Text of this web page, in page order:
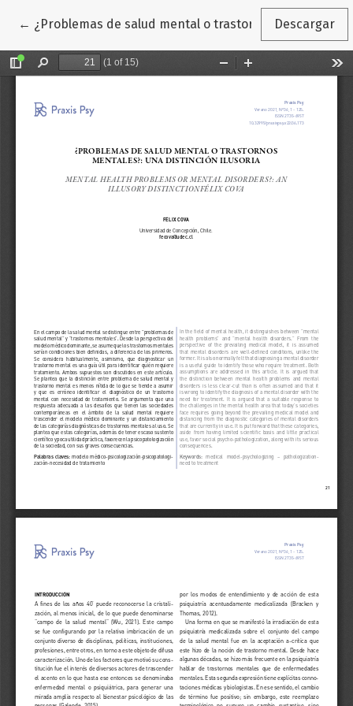
← Volver a los detalles del artículo
¿Problemas de salud mental o trastornos mentales?
Descargar